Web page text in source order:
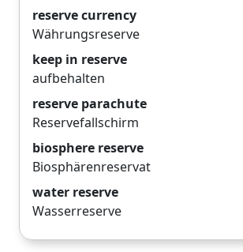
reserve currency
Währungsreserve
keep in reserve
aufbehalten
reserve parachute
Reservefallschirm
biosphere reserve
Biosphärenreservat
water reserve
Wasserreserve